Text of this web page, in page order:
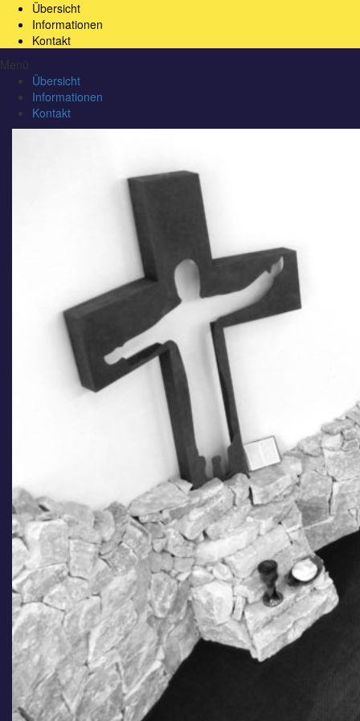
Übersicht
Informationen
Kontakt
Menü
Übersicht
Informationen
Kontakt